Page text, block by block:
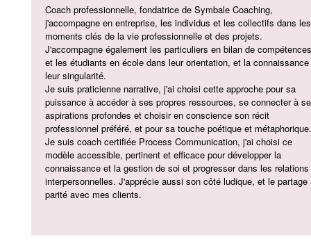
Coach professionnelle, fondatrice de Symbale Coaching,
j'accompagne en entreprise, les individus et les collectifs dans les
moments clés de la vie professionnelle et des projets.
J'accompagne également les particuliers en bilan de
et les étudiants en école dans leur orientation, et la
leur singularité.
Je suis praticienne narrative, j'ai choisi cette approche pour sa
puissance à accéder à ses propres ressources, se connecter à
aspirations profondes et choisir en conscience son récit
professionnel préféré, et pour sa touche poétique et métaphorique.
Je suis coach certifiée Process Communication, j'ai choisi ce
modèle accessible, pertinent et efficace pour développer la
connaissance et la gestion de soi et progresser dans les relations
interpersonnelles. J'apprécie aussi son côté ludique, et le partage
parité avec mes clients.